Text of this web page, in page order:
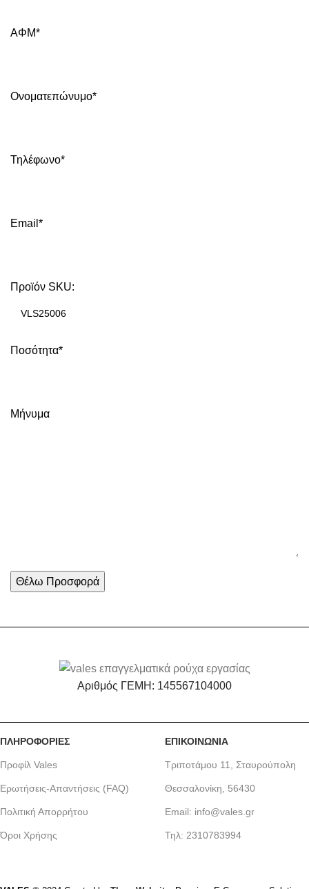
ΑΦΜ*
Ονοματεπώνυμο*
Τηλέφωνο*
Email*
Προϊόν SKU:
Ποσότητα*
Μήνυμα
Αριθμός ΓΕΜΗ: 145567104000
ΠΛΗΡΟΦΟΡΙΕΣ
Προφίλ Vales
Ερωτήσεις-Απαντήσεις (FAQ)
Πολιτική Απορρήτου
Όροι Χρήσης
ΕΠΙΚΟΙΝΩΝΙΑ
Τριποτάμου 11, Σταυρούπολη
Θεσσαλονίκη, 56430
Email: info@vales.gr
Τηλ: 2310783994